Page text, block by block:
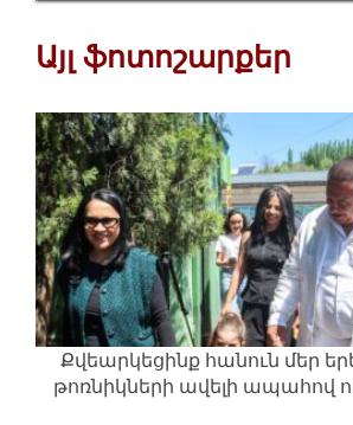
Այլ ֆոտոշարքեր
Քվեարկեցինք հանուն մեր
թոռնիկների ավելի ապահով